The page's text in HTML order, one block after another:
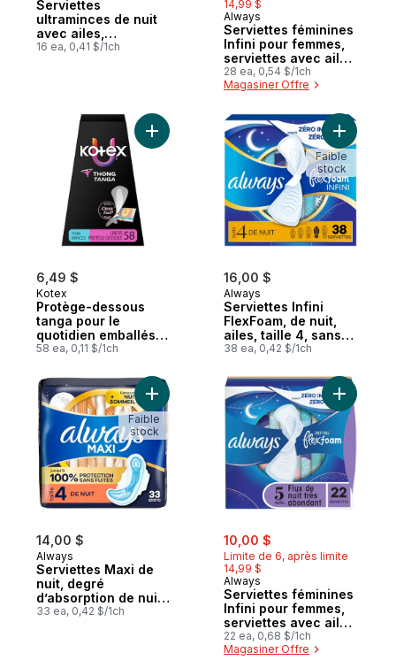
Serviettes
ultraminces de nuit
avec ailes,
absorption élevée,
16 ea, 0,41 $/1ch
14,99 $
Always
Serviettes féminines
Infini pour femmes,
serviettes avec ailes
Flexfoam, taille 3,
degré d’absorption
parfumées, 28
serviettes
28 ea, 0,54 $/1ch
Magasiner Offre
6,49 $
Kotex
Protège-dessous
tanga pour le
quotidien emballés ,
absorption légère,
58 unités
58 ea, 0,11 $/1ch
Ajouter Protège-dessous tanga pour le
16,00 $
Always
Serviettes Infini
FlexFoam, de nuit,
ailes, taille 4, sans
parfum, 38
38 ea, 0,42 $/1ch
Ajouter
Faible
stock
14,00 $
Always
Serviettes Maxi de
nuit, degré
d’absorption de nuit,
avec ailes, pour
33 ea, 0,42 $/1ch
Ajouter Serviettes Maxi de nuit, degré
Faible
stock
sale:
10,00 $
Limite de 6, après limite
14,99 $
Always
Serviettes féminines
Infini pour femmes,
serviettes avec ailes
Flexfoam, taille 5,
degré d’absorption
22 ea, 0,68 $/1ch
Magasiner Offre
Ajouter